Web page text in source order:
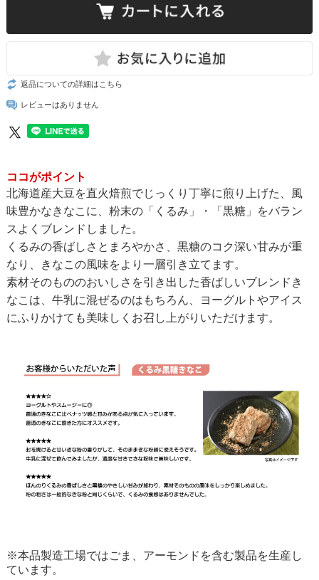
返品についての詳細はこちら
レビューはありません
ココがポイント
北海道産大豆を直火焙煎でじっくり丁寧に煎り上げた、風
味豊かなきなこに、粉末の「くるみ」・「黒糖」をバラン
スよくブレンドしました。
くるみの香ばしさとまろやかさ、黒糖のコク深い甘みが重
なり、きなこの風味をより一層引き立てます。
素材そのもののおいしさを引き出した香ばしいブレンドき
なこは、牛乳に混ぜるのはもちろん、ヨーグルトやアイス
にふりかけても美味しくお召し上がりいただけます。
※本品製造工場ではごま、アーモンドを含む製品を生産し
ています。